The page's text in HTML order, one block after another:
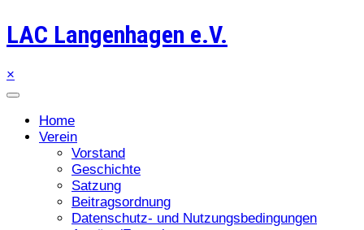
LAC Langenhagen e.V.
×
Home
Verein
Vorstand
Geschichte
Satzung
Beitragsordnung
Datenschutz- und Nutzungsbedingungen